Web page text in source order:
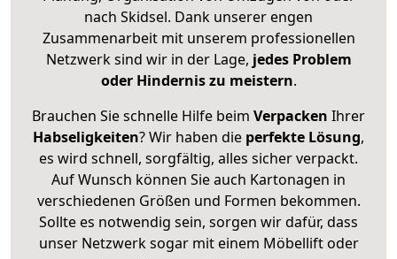
nach Skidsel. Dank unserer engen
Zusammenarbeit mit unserem professionellen
Netzwerk sind wir in der Lage, jedes Problem
oder Hindernis zu meistern.
Brauchen Sie schnelle Hilfe beim Verpacken Ihrer
Habseligkeiten? Wir haben die perfekte Lösung,
es wird schnell, sorgfältig, alles sicher verpackt.
Auf Wunsch können Sie auch Kartonagen in
verschiedenen Größen und Formen bekommen.
Sollte es notwendig sein, sorgen wir dafür, dass
unser Netzwerk sogar mit einem Möbellift oder